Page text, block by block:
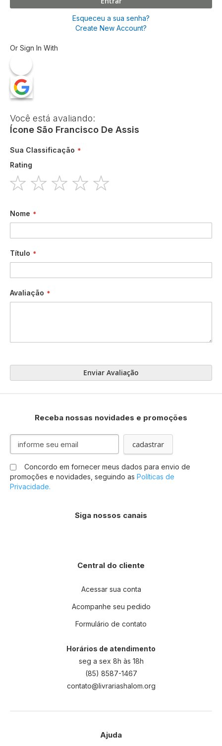
Você está avaliando:
Ícone São Francisco De Assis
Sua Classificação
Rating
Nome
Título
Avaliação
Enviar Avaliação
Esqueceu a sua senha?
Create New Account?
Or Sign In With
Receba nossas novidades e promoções
Inscreva-
nossa
Newsletter:
cadastrar
Concordo em fornecer meus dados para envio de
promoções e novidades, seguindo as Políticas de
Privacidade.
Siga nossos canais
Central do cliente
Acessar sua conta
Acompanhe seu pedido
Formulário de contato
Horários de atendimento
seg a sex 8h às 18h
(85) 8587-1467
contato@livrariashalom.org
Ajuda